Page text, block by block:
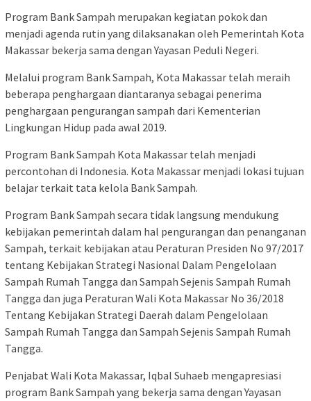
Program Bank Sampah merupakan kegiatan pokok dan
menjadi agenda rutin yang dilaksanakan oleh Pemerintah Kota
Makassar bekerja sama dengan Yayasan Peduli Negeri.
Melalui program Bank Sampah, Kota Makassar telah meraih
beberapa penghargaan diantaranya sebagai penerima
penghargaan pengurangan sampah dari Kementerian
Lingkungan Hidup pada awal 2019.
Program Bank Sampah Kota Makassar telah menjadi
percontohan di Indonesia. Kota Makassar menjadi lokasi tujuan
belajar terkait tata kelola Bank Sampah.
Program Bank Sampah secara tidak langsung mendukung
kebijakan pemerintah dalam hal pengurangan dan penanganan
Sampah, terkait kebijakan atau Peraturan Presiden No 97/2017
tentang Kebijakan Strategi Nasional Dalam Pengelolaan
Sampah Rumah Tangga dan Sampah Sejenis Sampah Rumah
Tangga dan juga Peraturan Wali Kota Makassar No 36/2018
Tentang Kebijakan Strategi Daerah dalam Pengelolaan
Sampah Rumah Tangga dan Sampah Sejenis Sampah Rumah
Tangga.
Penjabat Wali Kota Makassar, Iqbal Suhaeb mengapresiasi
program Bank Sampah yang bekerja sama dengan Yayasan